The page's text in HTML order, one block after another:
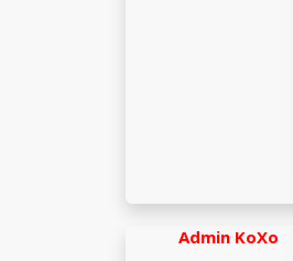
Admin KoXo